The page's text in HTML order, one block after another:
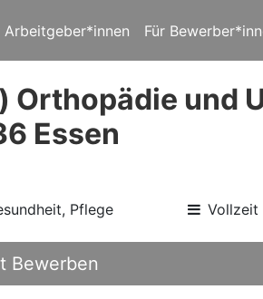
Arbeitgeber*innen Für
Orthopädie und
Essen
Pflege Vollzeit
Bewerben